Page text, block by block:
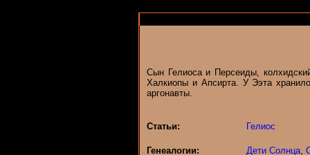
Сын Гелиоса и Персеиды,
Халкиопы и Апсирта. У Ээта
аргонавты.
Статьи: Гелиос
Генеалогии: Дети Солнца,